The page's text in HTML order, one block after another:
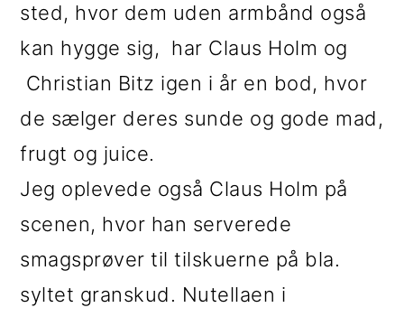
sted, hvor dem uden armbånd også
kan hygge sig, har Claus Holm og
Christian Bitz igen i år en bod, hvor
de sælger deres sunde og gode mad,
frugt og juice.
Jeg oplevede også Claus Holm på
scenen, hvor han serverede
smagsprøver til tilskuerne på bla.
syltet granskud. Nutellaen i